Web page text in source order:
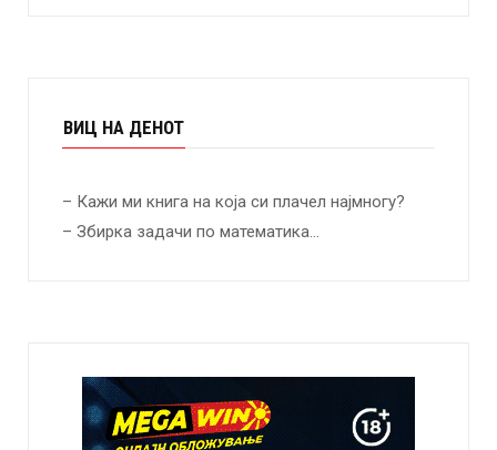
ВИЦ НА ДЕНОТ
– Кажи ми книга на која си плачел најмногу?
– Збирка задачи по математика…